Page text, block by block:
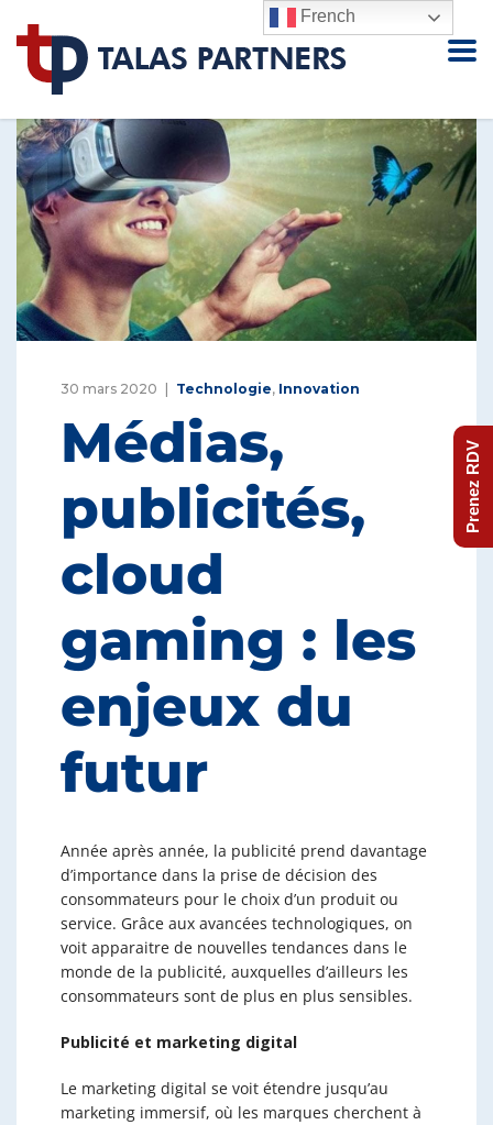
30 mars 2020 Technologie, Innovation
Médias,
publicités,
cloud
gaming : les
enjeux du
futur
Année après année, la publicité prend davantage
d’importance dans la prise de décision des
consommateurs pour le choix d’un produit ou
service. Grâce aux avancées technologiques, on
voit apparaitre de nouvelles tendances dans le
monde de la publicité, auxquelles d’ailleurs les
consommateurs sont de plus en plus sensibles.
Publicité et marketing digital
Le marketing digital se voit étendre jusqu’au
marketing immersif, où les marques cherchent à
French
Prenez RDV